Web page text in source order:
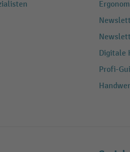
Digitale
Profi-